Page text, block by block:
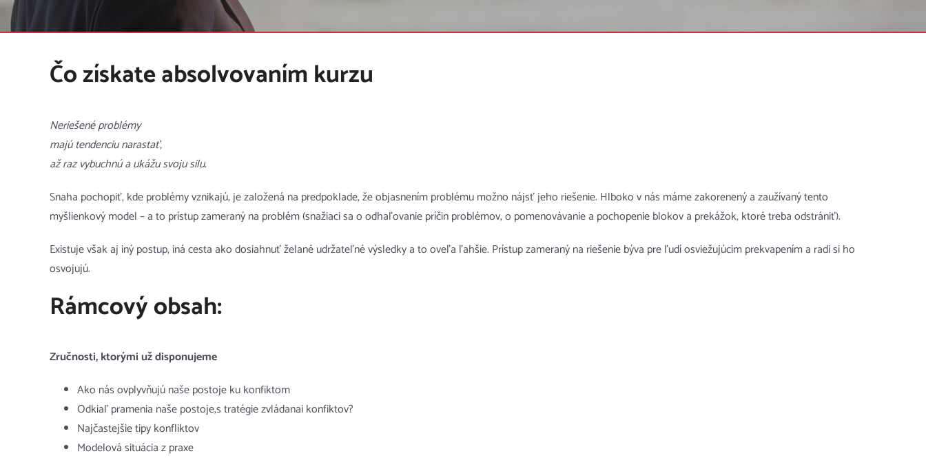
Čo získate absolvovaním kurzu
Neriešené problémy
majú tendenciu narastať,
až raz vybuchnú a ukážu svoju silu.
Snaha pochopiť, kde problémy vznikajú, je založená na predpoklade, že objasnením problému možno nájsť jeho riešenie. Hlboko v nás máme zakorenený a zaužívaný tento
myšlienkový model – a to prístup zameraný na problém (snažiaci sa o odhaľovanie príčin problémov, o pomenovávanie a pochopenie blokov a prekážok, ktoré treba odstrániť).
Existuje však aj iný postup, iná cesta ako dosiahnuť želané udržateľné výsledky a to oveľa ľahšie. Prístup zameraný na riešenie býva pre ľudí osviežujúcim prekvapením a radi si ho
osvojujú.
Rámcový obsah:
Zručnosti, ktorými už disponujeme
Ako nás ovplyvňujú naše postoje ku konfiktom
Odkiaľ pramenia naše postoje,s tratégie zvládanai konfiktov?
Najčastejšie tipy konfliktov
Modelová situácia z praxe